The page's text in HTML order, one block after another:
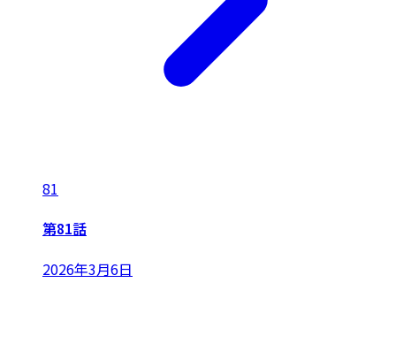
81
第81話
2026年3月6日